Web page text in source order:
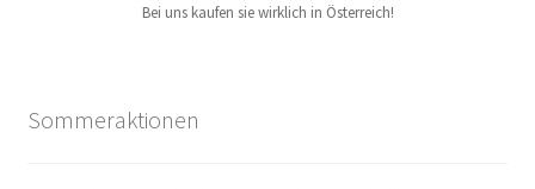
Bei uns kaufen sie wirklich in Österreich!
Sommeraktionen